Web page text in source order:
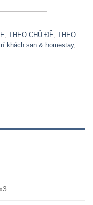
, THEO CHỦ ĐỀ, THEO
khách sạn & homestay,